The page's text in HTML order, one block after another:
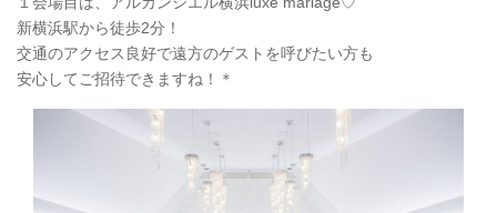
新横浜駅から徒歩2分！
交通のアクセス良好で遠方のゲストを呼びたい方も
安心してご招待できますね！＊